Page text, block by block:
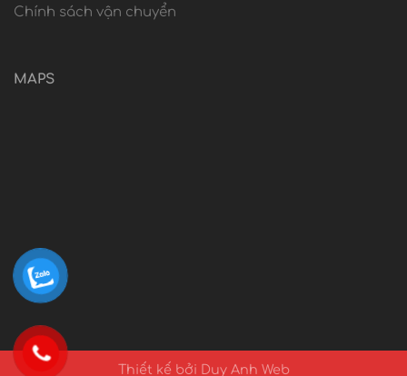
Chính sách vận chuyển
MAPS
Thiết kế bởi Duy Anh Web